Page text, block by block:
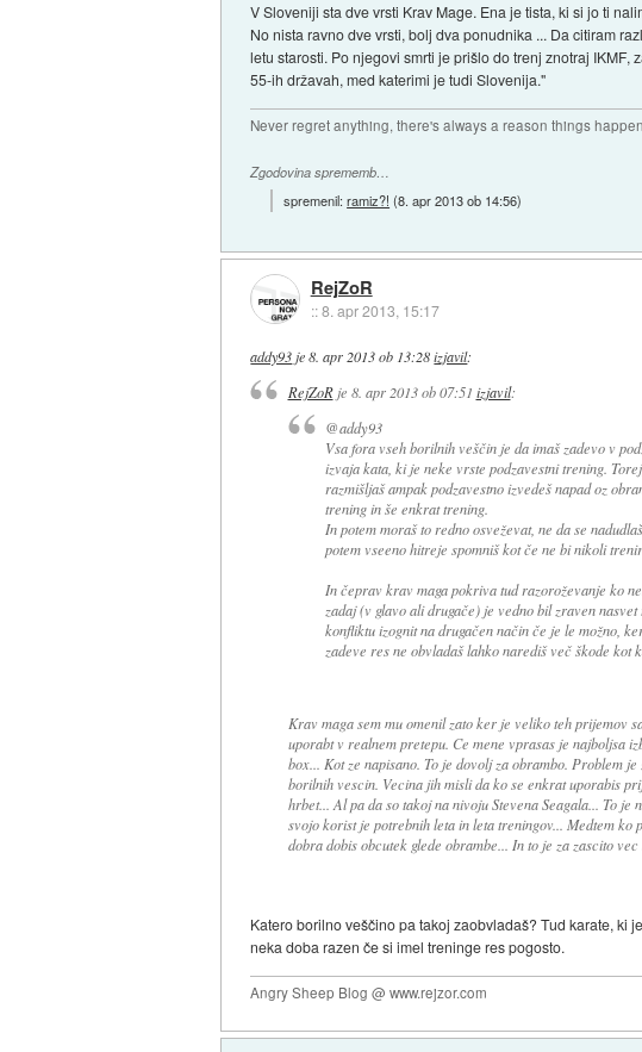
V Sloveniji sta dve vrsti Krav Mage. Ena je tista, ki si jo ti
No nista ravno dve vrsti, bolj dva ponudnika ... Da citiram
letu starosti. Po njegovi smrti je prišlo do trenj znotraj
55-ih državah, med katerimi je tudi Slovenija."
Never regret anything, there's always a reason things
Zgodovina sprememb…
spremenil:ramiz?! (8. apr 2013 ob 14:56)
RejZoR
::8. apr 2013, 15:17
addy93 je8. apr 2013 ob 13:28 izjavil:
RejZoRje 8. apr 2013 ob 07:51 izjavil:
@addy93
Vsa fora vseh borilnih veščin je da imaš zadevo v
izvaja kata, ki je neke vrste podzavestni trening.
razmišljaš ampak podzavestno izvedeš napad oz
trening in še enkrat trening.
In potem moraš to redno osveževat, ne da se
potem vseeno hitreje spomniš kot če ne bi nikoli
In čeprav krav maga pokriva tud razoroževanje ko
zadaj (v glavo ali drugače) je vedno bil zraven
konfliktu izognit na drugačen način če je le možno,
zadeve res ne obvladaš lahko narediš več škode kot
Krav maga sem mu omenil zato ker je veliko teh prijemov
uporabt v realnem pretepu. Ce mene vprasas je najboljsa
box... Kot ze napisano. To je dovolj za obrambo. Problem
borilnih vescin. Vecina jih misli da ko se enkrat uporabis
hrbet... Al pa da so takoj na nivoju Stevena Seagala... To
svojo korist je potrebnih leta in leta treningov... Medtem ko
dobra dobis obcutek glede obrambe... In to je za zascito vec
Katero borilno veščino pa takoj zaobvladaš? Tud karate, ki
neka doba razen če si imel treninge res pogosto.
Angry Sheep Blog @ www.rejzor.com